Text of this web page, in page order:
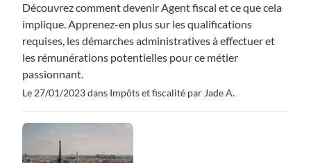
Découvrez comment devenir Agent fiscal et ce que cela
implique. Apprenez-en plus sur les qualifications
requises, les démarches administratives à effectuer et
les rémunérations potentielles pour ce métier
passionnant.
Le 27/01/2023 dans Impôts et fiscalité par Jade A.